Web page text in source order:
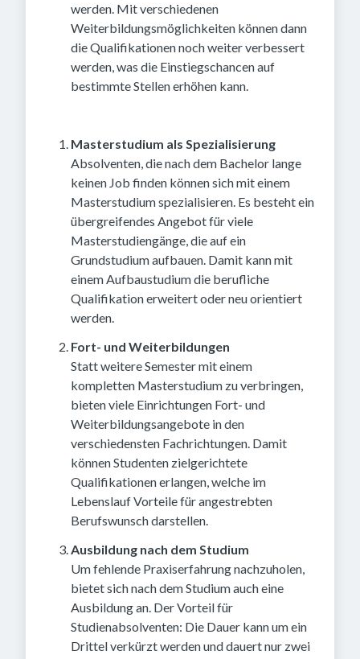
werden. Mit verschiedenen
Weiterbildungsmöglichkeiten können dann
die Qualifikationen noch weiter verbessert
werden, was die Einstiegschancen auf
bestimmte Stellen erhöhen kann.
Masterstudium als Spezialisierung
Absolventen, die nach dem Bachelor lange
keinen Job finden können sich mit einem
Masterstudium spezialisieren. Es besteht ein
übergreifendes Angebot für viele
Masterstudiengänge, die auf ein
Grundstudium aufbauen. Damit kann mit
einem Aufbaustudium die berufliche
Qualifikation erweitert oder neu orientiert
werden.
Fort- und Weiterbildungen
Statt weitere Semester mit einem
kompletten Masterstudium zu verbringen,
bieten viele Einrichtungen Fort- und
Weiterbildungsangebote in den
verschiedensten Fachrichtungen. Damit
können Studenten zielgerichtete
Qualifikationen erlangen, welche im
Lebenslauf Vorteile für angestrebten
Berufswunsch darstellen.
Ausbildung nach dem Studium
Um fehlende Praxiserfahrung nachzuholen,
bietet sich nach dem Studium auch eine
Ausbildung an. Der Vorteil für
Studienabsolventen: Die Dauer kann um ein
Drittel verkürzt werden und dauert nur zwei